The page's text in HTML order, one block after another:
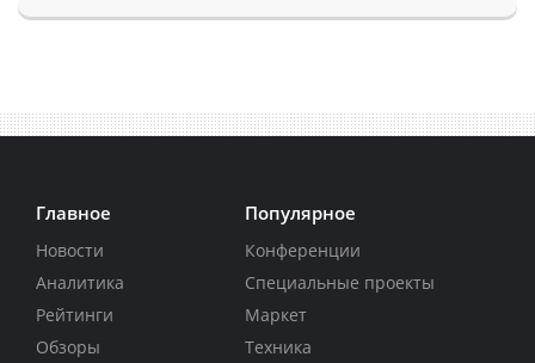
Главное
Новости
Аналитика
Рейтинги
Обзоры
Популярное
Конференции
Специальные проекты
Маркет
Техника